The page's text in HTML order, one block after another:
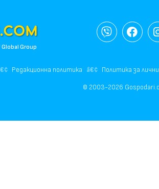
Global Group
Редакционна политика Политика за
© 2003-2026